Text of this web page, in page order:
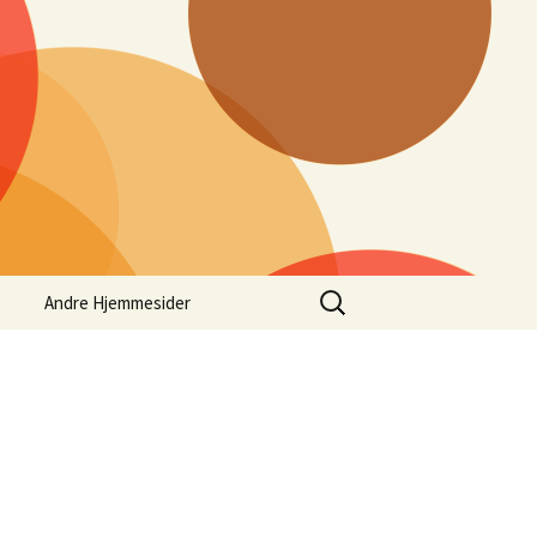
Andre Hjemmesider
Søg
efter: